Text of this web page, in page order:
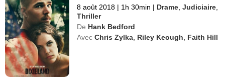
8 août 2018 | 1h 30min | Drame ,Judiciaire
Thriller
De Hank Bedford
Avec Chris Zylka Riley Keough Faith Hill